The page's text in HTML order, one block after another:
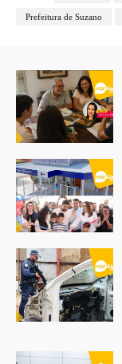
Prefeitura de Suzano